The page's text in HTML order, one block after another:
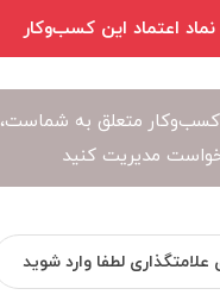
اعتماد این کسب‌وکار
کسب‌وکار متعلق به شماست،
مدیریت کنید
علامتگذاری لطفا وارد شوید